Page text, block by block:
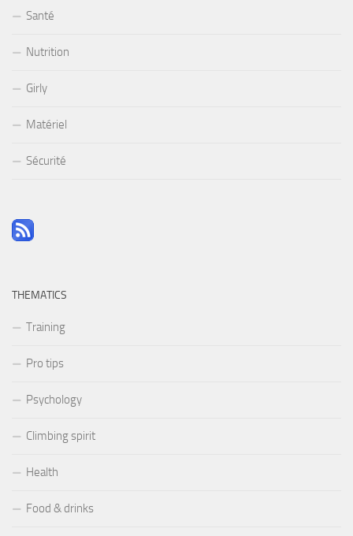
Santé
Nutrition
Girly
Matériel
Sécurité
THEMATICS
Training
Pro tips
Psychology
Climbing spirit
Health
Food & drinks